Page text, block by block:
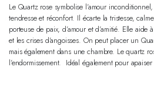
Le Quartz rose symbolise l’amour
tendresse et réconfort. Il écarte la tristesse,
porteuse de paix, d’amour et d’amitié. Elle aide
et les crises d’angoisses. On peut placer un
mais également dans une chambre. Le quartz
l’endormissement. Idéal également pour